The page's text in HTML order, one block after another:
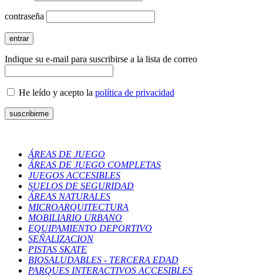
contraseña
Indique su e-mail para suscribirse a la lista de correo
He leído y acepto la política de privacidad
ÁREAS DE JUEGO
ÁREAS DE JUEGO COMPLETAS
JUEGOS ACCESIBLES
SUELOS DE SEGURIDAD
ÁREAS NATURALES
MICROARQUITECTURA
MOBILIARIO URBANO
EQUIPAMIENTO DEPORTIVO
SEÑALIZACION
PISTAS SKATE
BIOSALUDABLES - TERCERA EDAD
PARQUES INTERACTIVOS ACCESIBLES